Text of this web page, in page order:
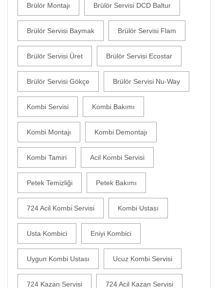
Brülör Montajı Brülör Servisi DCD Baltur
Brülör Servisi Baymak Brülör Servisi Flam
Brülör Servisi Üret Brülör Servisi Ecostar
Brülör Servisi Gökçe Brülör Servisi Nu-Way
Kombi Servisi Kombi Bakımı
Kombi Montajı Kombi Demontajı
Kombi Tamiri Acil Kombi Servisi
Petek Temizliği Petek Bakımı
724 Acil Kombi Servisi Kombi Ustası
Usta Kombici Eniyi Kombici
Uygun Kombi Ustası Ucuz Kombi Servisi
724 Kazan Servisi 724 Acil Kazan Servisi